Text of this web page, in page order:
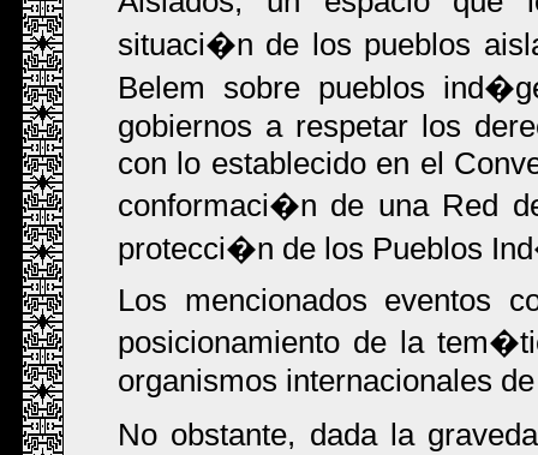
situaci�n de los pueblos
Belem sobre pueblos
gobiernos a respetar los
con lo establecido en el
conformaci�n de una Red
protecci�n de los Pueblos
Los mencionados eventos
posicionamiento de la
organismos internacionales
No obstante, dada la